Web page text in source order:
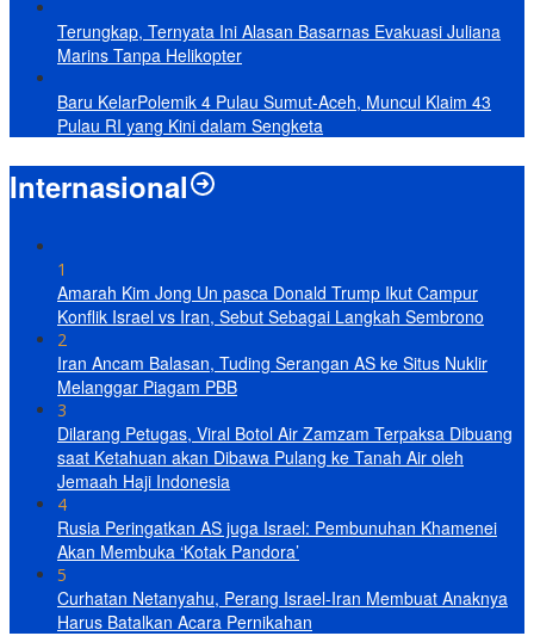
Terungkap, Ternyata Ini Alasan Basarnas Evakuasi Juliana
Marins Tanpa Helikopter
Baru KelarPolemik 4 Pulau Sumut-Aceh, Muncul Klaim 43
Pulau RI yang Kini dalam Sengketa
Internasional
1
Amarah Kim Jong Un pasca Donald Trump Ikut Campur
Konflik Israel vs Iran, Sebut Sebagai Langkah Sembrono
2
Iran Ancam Balasan, Tuding Serangan AS ke Situs Nuklir
Melanggar Piagam PBB
3
Dilarang Petugas, Viral Botol Air Zamzam Terpaksa Dibuang
saat Ketahuan akan Dibawa Pulang ke Tanah Air oleh
Jemaah Haji Indonesia
4
Rusia Peringatkan AS juga Israel: Pembunuhan Khamenei
Akan Membuka ‘Kotak Pandora’
5
Curhatan Netanyahu, Perang Israel-Iran Membuat Anaknya
Harus Batalkan Acara Pernikahan